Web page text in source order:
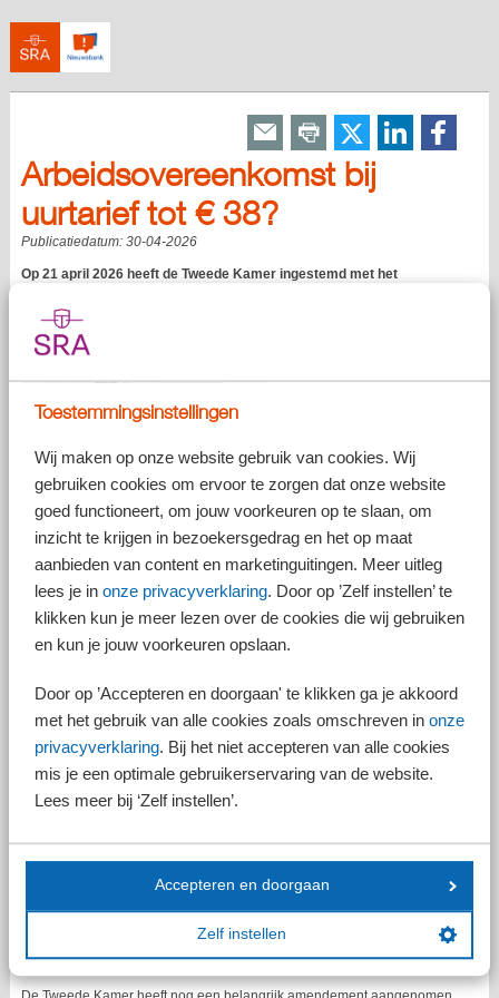
Toestemmingsinstellingen
Wij maken op onze website gebruik van cookies. Wij
gebruiken cookies om ervoor te zorgen dat onze website
goed functioneert, om jouw voorkeuren op te slaan, om
inzicht te krijgen in bezoekersgedrag en het op maat
aanbieden van content en marketinguitingen. Meer uitleg
lees je in onze privacyverklaring. Door op ’Zelf instellen’ te
klikken kun je meer lezen over de cookies die wij gebruiken
en kun je jouw voorkeuren opslaan.
Door op ’Accepteren en doorgaan' te klikken ga je akkoord
met het gebruik van alle cookies zoals omschreven in onze
privacyverklaring. Bij het niet accepteren van alle cookies
mis je een optimale gebruikerservaring van de website.
Lees meer bij ‘Zelf instellen’.
Accepteren en doorgaan
Zelf instellen
Arbeidsovereenkomst bij
uurtarief tot € 38?
Publicatiedatum: 30-04-2026
Op 21 april 2026 heeft de Tweede Kamer ingestemd met het
bestaan van een arbeidsovereenkomst op basis van een uurtarief.
De beoogde inwerkingtreding is 1 juli 2026.
Rechtsvermoeden bij uurtarief tot € 38
Na inwerkingtreding van de wet wordt de persoon die voor een ander
arbeid verricht tegen een beloning van minder dan € 38,00 per uur,
vermoed een arbeidsovereenkomst te hebben bij die ander.
Overigens betreft het een weerlegbaar rechtsvermoeden. Dit betekent
aan te tonen dat er geen sprake is van een arbeidsovereenkomst.
Slaagt de opdrachtgever hier niet in, dan is er sprake van
schijnzelfstandigheid en bestaat er recht op de bescherming die het
arbeidsrecht biedt, zoals recht op doorbetaalde vakantie en
Het kabinet verwacht dat dit rechtsvermoeden in de praktijk een
preventieve en normerende werking heeft, zodat kwetsbare werkenden
Indexatie op basis van de cao-
loonontwikkeling